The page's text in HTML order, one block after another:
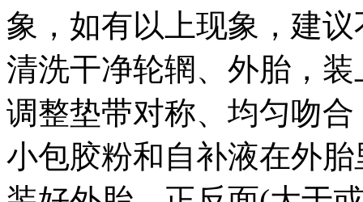
象，如有以上现象，建
清洗干净轮辋、外胎，
调整垫带对称、均匀吻
小包胶粉和自补液在外